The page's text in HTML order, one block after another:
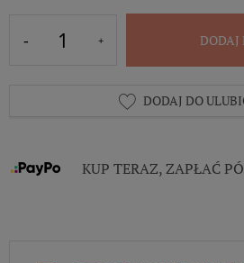
DODAJ
DODAJ DO
KUP TERAZ, ZAPŁAĆ